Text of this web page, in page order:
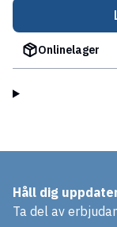
Onlinelager
Håll dig
Ta del av